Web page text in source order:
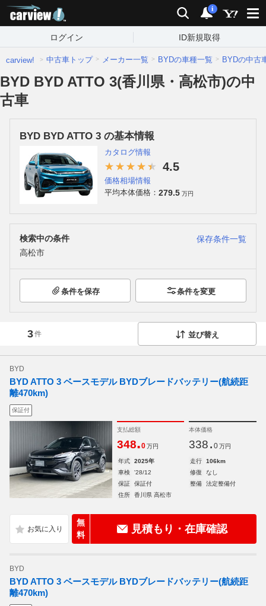
検索 通知
i
ログイン ID新規取得
carview! 中古車トップ メーカー一覧 BYDの車種一覧 BYDの中古
BYD BYD ATTO 3(香川県・高松市)の中
古車
BYD BYD ATTO 3 の基本情報
カタログ情報
4.5
価格相場情報
平均本体価格： 279.5 万円
検索中の条件
保存条件一覧
高松市
条件を保存 条件を変更
3件 並び替え
BYD
BYD ATTO 3 ベースモデル BYDブレードバッテリー(航続距
離470km)
保証付
支払総額
348.0 万円
本体価格
338. 0 万円
年式 2025年 走行
106km
車検
'28/12 修復
なし
保証
保証付 整備
法定整備付
住所
香川県 高松市
無
料
見積もり・在庫確認
BYD
BYD ATTO 3 ベースモデル BYDブレードバッテリー(航続距
離470km)